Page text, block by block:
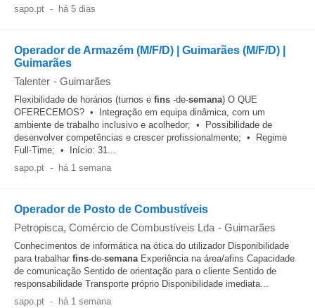
sapo.pt - há 5 dias
Operador de Armazém (M/F/D) | Guimarães (M/F/D) |
Guimarães
Talenter - Guimarães
Flexibilidade de horários (turnos e fins -de-semana) O QUE
OFERECEMOS? • Integração em equipa dinâmica, com um
ambiente de trabalho inclusivo e acolhedor; • Possibilidade de
desenvolver competências e crescer profissionalmente; • Regime
Full-Time; • Início: 31...
sapo.pt - há 1 semana
Operador de Posto de Combustíveis
Petropisca, Comércio de Combustíveis Lda - Guimarães
Conhecimentos de informática na ótica do utilizador Disponibilidade
para trabalhar fins-de-semanaExperiência na área/afins Capacidade
de comunicação Sentido de orientação para o cliente Sentido de
responsabilidade Transporte próprio Disponibilidade imediata...
sapo.pt - há 1 semana